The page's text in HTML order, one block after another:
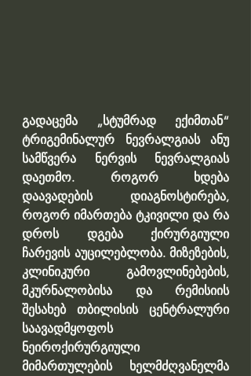
გადაცემა „სტუმრად ექიმთან“
ტრიგემინალურ ნევრალგიას ანუ
სამწვერა ნერვის ნევრალგიას
დაეთმო. როგორ ხდება
დაავადების დიაგნოსტირება,
როგორ იმართება ტკივილი და რა
დროს დგება ქირურგიული
ჩარევის აუცილებლობა. მიზეზების,
კლინიკური გამოვლინებების,
მკურნალობისა და რემისიის
შესახებ თბილისის ცენტრალური
საავადმყოფოს
ნეიროქირურგიული
მიმართულების ხელმძღვანელმა